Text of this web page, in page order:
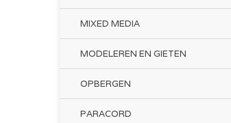
MIXED MEDIA
MODELEREN EN GIETEN
OPBERGEN
PARACORD